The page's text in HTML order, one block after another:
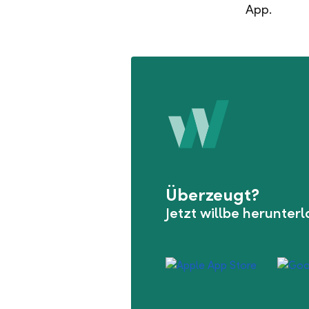
App.
Überzeugt?
Jetzt willbe